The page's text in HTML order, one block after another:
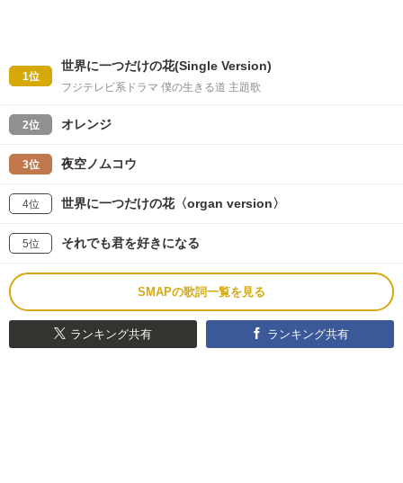
1位
世界に一つだけの花(Single Version)
フジテレビ系ドラマ 僕の生きる道 主題歌
2位 オレンジ
3位 夜空ノムコウ
4位 世界に一つだけの花〈organ version〉
5位 それでも君を好きになる
SMAPの歌詞一覧を見る
ランキング共有 ランキング共有